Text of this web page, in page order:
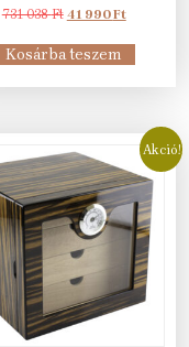
731 038Ft Original
was:
731
41 990FtCurrent
is:
41
Kosárba teszem
Akció!